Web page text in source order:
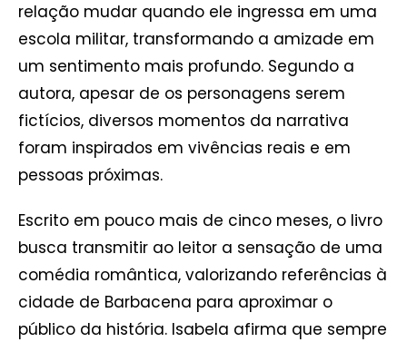
relação mudar quando ele ingressa em uma
escola militar, transformando a amizade em
um sentimento mais profundo. Segundo a
autora, apesar de os personagens serem
fictícios, diversos momentos da narrativa
foram inspirados em vivências reais e em
pessoas próximas.
Escrito em pouco mais de cinco meses, o livro
busca transmitir ao leitor a sensação de uma
comédia romântica, valorizando referências à
cidade de Barbacena para aproximar o
público da história. Isabela afirma que sempre